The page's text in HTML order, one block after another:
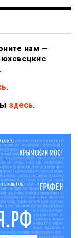
нам —
.
здесь.